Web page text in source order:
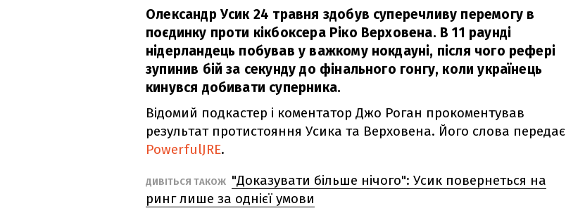
Олександр Усик 24 травня здобув суперечливу перемогу в
поєдинку проти кікбоксера Ріко Верховена. В 11 раунді
нідерландець побував у важкому нокдауні, після чого рефері
зупинив бій за секунду до фінального гонгу, коли українець
кинувся добивати суперника.
Відомий подкастер і коментатор Джо Роган прокоментував
результат протистояння Усика та Верховена. Його слова передає
PowerfulJRE.
ДИВІТЬСЯ ТАКОЖ "Доказувати більше нічого": Усик повернеться на
ринг лише за однієї умови